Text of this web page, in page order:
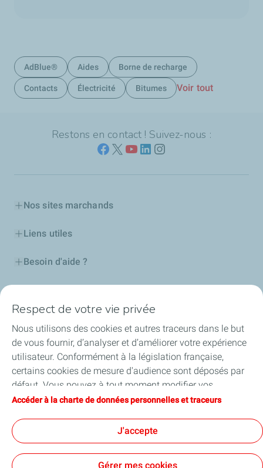
AdBlue® Aides Borne de recharge
Contacts Électricité Bitumes Voir tout
Restons en contact ! Suivez-nous :
Nos sites marchands
Liens utiles
Besoin d'aide ?
Certificats d'économies d'énergie
Nos partenaires
Collaborer avec TotalEnergies
Accessibilité
Conditions Générales d’Utilisation
Respect de votre vie privée
Nous utilisons des cookies et autres traceurs dans le but
de vous fournir, d’analyser et d’améliorer votre expérience
utilisateur. Conformément à la législation française,
certains cookies de mesure d'audience sont déposés par
défaut. Vous pouvez à tout moment modifier vos
paramètres de cookies en cliquant sur le bouton « Gérer
vous acceptez le dépôt de l’ensemble des cookies. Dans le
cas où vous cliquez sur « Je refuse », seuls les cookies
techniques nécessaires au bon fonctionnement du site
Accéder à la charte de données personnelles et traceurs
J'accepte
Gérer mes cookies